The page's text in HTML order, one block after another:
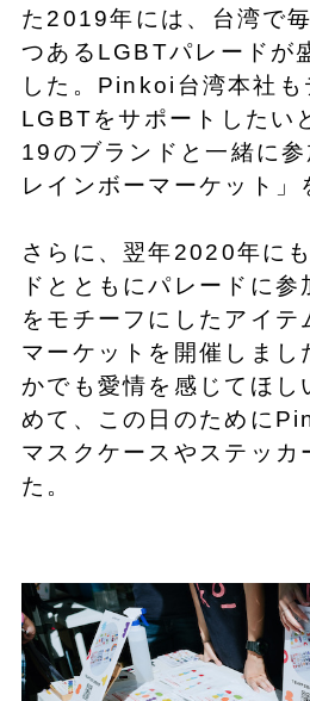
た2019年には、台湾で
つあるLGBTパレードが
した。Pinkoi台湾本社も
LGBTをサポートしたい
19のブランドと一緒に
レインボーマーケット」
さらに、翌年2020年に
ドとともにパレードに
をモチーフにしたアイテ
マーケットを開催しまし
かでも愛情を感じてほし
めて、この日のために
マスクケースやステッカ
た。